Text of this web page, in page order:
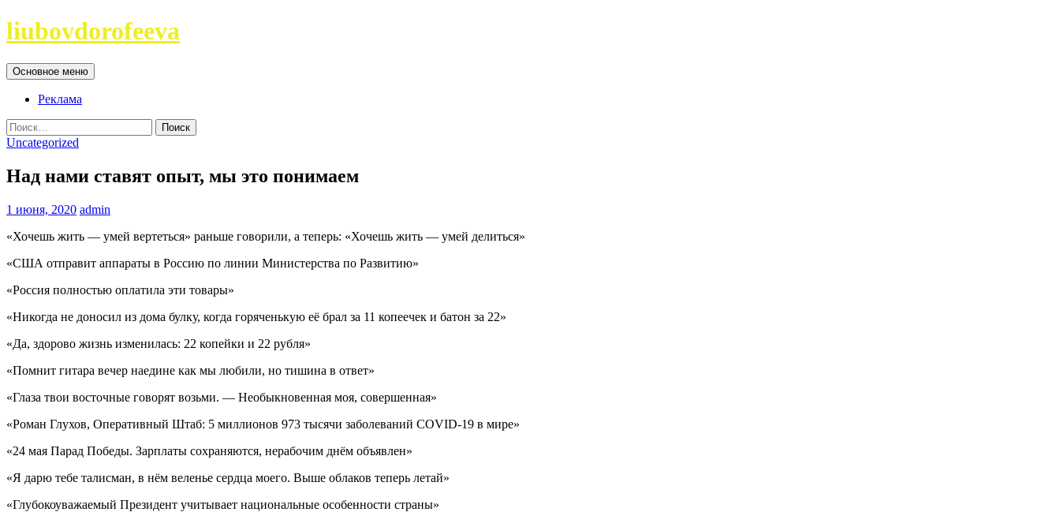
Перейти
к
liubovdorofeeva
Поиск
Основное меню
Реклама
Найти:
Uncategorized
Над нами ставят опыт, мы это понимаем
1 июня, 2020 admin
«Хочешь жить — умей вертеться» раньше говорили, а теперь: «Хочешь жить — умей делиться»
«США отправит аппараты в Россию по линии Министерства по Развитию»
«Россия полностью оплатила эти товары»
«Никогда не доносил из дома булку, когда горяченькую её брал за 11 копеечек и батон за 22»
«Да, здорово жизнь изменилась: 22 копейки и 22 рубля»
«Помнит гитара вечер наедине как мы любили, но тишина в ответ»
«Глаза твои восточные говорят возьми. — Необыкновенная моя, совершенная»
«Роман Глухов, Оперативный Штаб: 5 миллионов 973 тысячи заболеваний COVID-19 в мире»
«24 мая Парад Победы. Зарплаты сохраняются, нерабочим днём объявлен»
«Я дарю тебе талисман, в нём веленье сердца моего. Выше облаков теперь летай»
«Глубокоуважаемый Президент учитывает национальные особенности страны»